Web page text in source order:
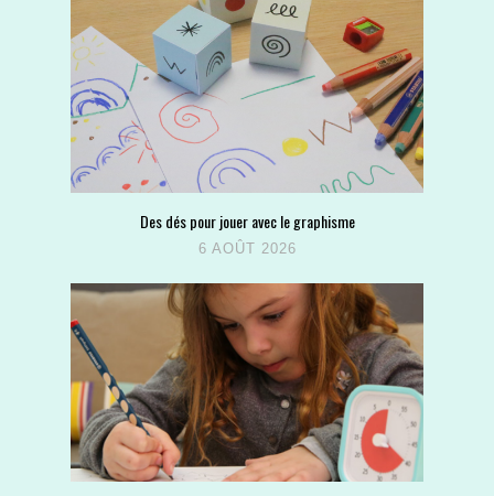
Des dés pour jouer avec le graphisme
6 AOÛT 2026